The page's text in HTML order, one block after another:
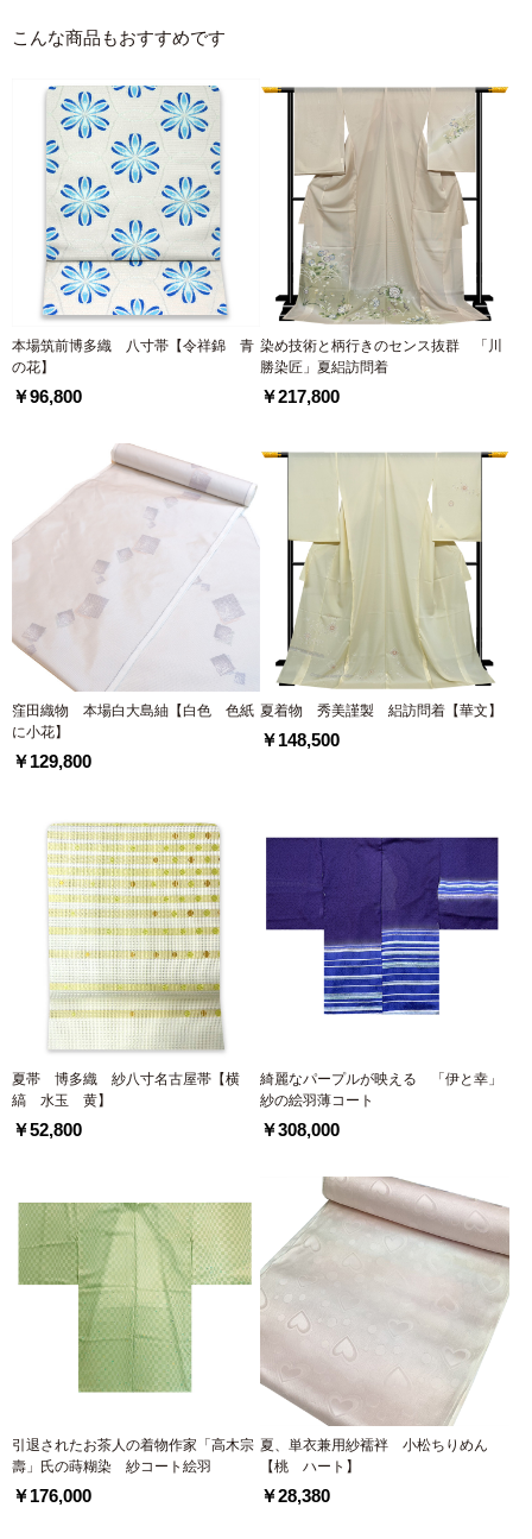
こんな商品もおすすめです
本場筑前博多織 八寸帯【令祥錦 青
の花】
￥96,800
染め技術と柄行きのセンス抜群 「川
勝染匠」夏絽訪問着
￥217,800
窪田織物 本場白大島紬【白色 色紙
に小花】
￥129,800
夏着物 秀美謹製 絽訪問着【華文】
￥148,500
夏帯 博多織 紗八寸名古屋帯【横
縞 水玉 黄】
￥52,800
綺麗なパープルが映える 「伊と幸」
紗の絵羽薄コート
￥308,000
引退されたお茶人の着物作家「高木宗
壽」氏の蒔糊染 紗コート絵羽
￥176,000
夏、単衣兼用紗襦袢 小松ちりめん
【桃 ハート】
￥28,380